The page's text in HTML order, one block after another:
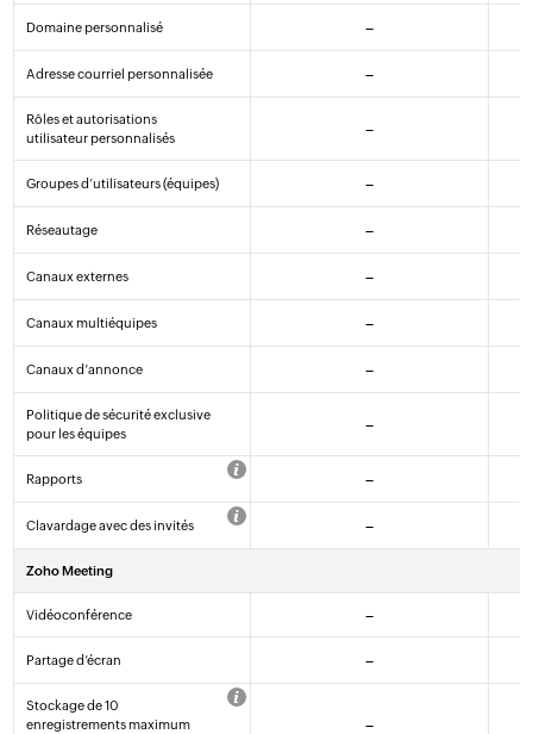
Domaine personnalisé –
Adresse courriel personnalisée –
Rôles et autorisations
utilisateur personnalisés
–
Groupes d’utilisateurs (équipes) –
Réseautage –
Canaux externes –
Canaux multiéquipes –
Canaux d’annonce –
Politique de sécurité exclusive
pour les équipes
–
Rapports –
Clavardage avec des invités –
Zoho Meeting
Vidéoconférence –
Partage d’écran –
Stockage de 10
enregistrements maximum
–